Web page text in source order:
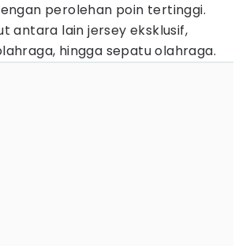
perolehan poin tertinggi.
antara lain jersey eksklusif,
hingga sepatu olahraga.